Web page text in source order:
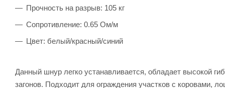
Прочность на разрыв: 105 кг
Сопротивление: 0.65 Ом/м
Цвет: белый/красный/синий
Данный шнур легко устанавливается, обладает высокой
загонов. Подходит для ограждения участков с коровами,